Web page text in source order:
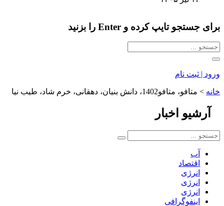
برای جستجو تایپ کرده و Enter را بزنید
ورود | ثبت نام
خانه > متافو، متافو1402، دانش بنیان، دهقانی، خرم شاد، طیب نیا
آرشیو اخبار
آب
اقتصاد
انرژی
انرژی
انرژی
اینفوگرافی